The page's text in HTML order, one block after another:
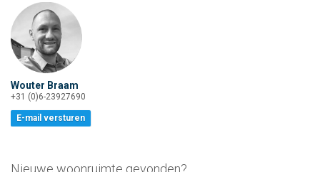
Wouter Braam
+31 (0)6-23927690
E-mail versturen
Nieuwe woonruimte gevonden?